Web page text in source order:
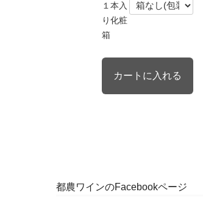
１本入
り化粧
箱
都農ワインのFacebookページ